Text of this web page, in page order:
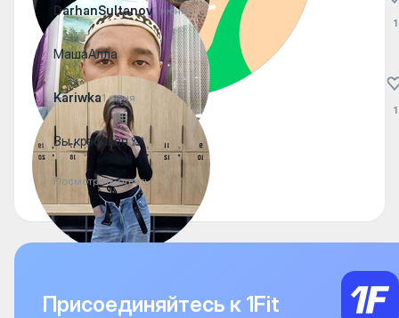
DarhanSultanov1 июня
МашаАлла
1
Kariwka1 июня
Вы красивая 🙈
Посмотреть ответы
1
Присоединяйтесь к 1Fit